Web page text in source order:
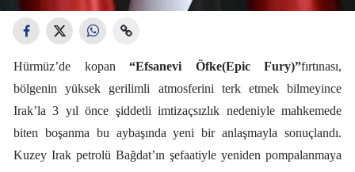
Hürmüz’de kopan “Efsanevi Öfke(Epic Fury)”fırtınası,
bölgenin yüksek gerilimli atmosferini terk etmek bilmeyince
Irak’la 3 yıl önce şiddetli imtizaçsızlık nedeniyle mahkemede
biten boşanma bu aybaşında yeni bir anlaşmayla sonuçlandı.
Kuzey Irak petrolü Bağdat’ın şefaatiyle yeniden pompalanmaya